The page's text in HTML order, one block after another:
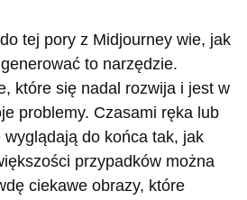
tej pory z Midjourney wie, jak
to narzędzie.
które się nadal rozwija i jest w
problemy. Czasami ręka lub
wyglądają do końca tak, jak
przypadków można
ciekawe obrazy, które